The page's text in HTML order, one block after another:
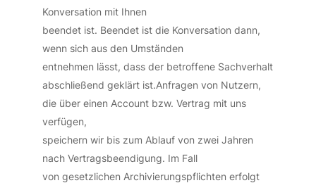
Konversation mit Ihnen
beendet ist. Beendet ist die Konversation dann,
wenn sich aus den Umständen
entnehmen lässt, dass der betroffene Sachverhalt
abschließend geklärt ist.Anfragen von Nutzern,
die über einen Account bzw. Vertrag mit uns
verfügen,
speichern wir bis zum Ablauf von zwei Jahren
nach Vertragsbeendigung. Im Fall
von gesetzlichen Archivierungspflichten erfolgt